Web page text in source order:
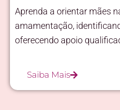
Aprenda a orientar mães
amamentação,
oferecendo apoio
Saiba Mais